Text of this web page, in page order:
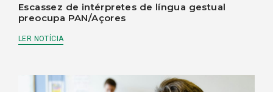
Escassez de intérpretes de língua gestual
preocupa PAN/Açores
LER NOTÍCIA